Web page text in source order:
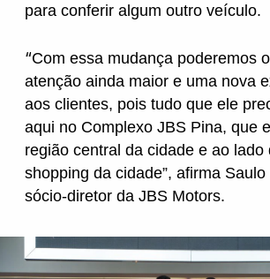
Mitsubishi
Nissan
Porsche
para conferir algum outro veículo.
“Com essa mudança poderemos
atenção ainda maior e uma nova
aos clientes, pois tudo que ele
aqui no Complexo JBS Pina, que
região central da cidade e ao lado
shopping da cidade”, afirma Saulo
sócio-diretor da JBS Motors.